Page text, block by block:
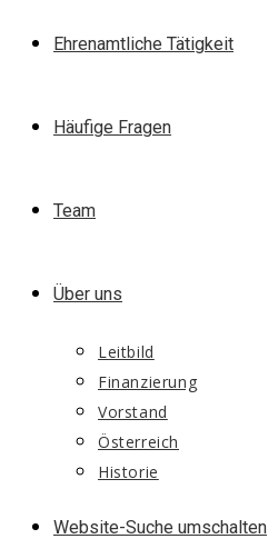
Ehrenamtliche Tätigkeit
Häufige Fragen
Team
Über uns
Leitbild
Finanzierung
Vorstand
Österreich
Historie
Website-Suche umschalten